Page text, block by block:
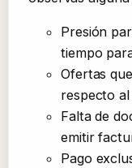
Presión
tiempo
Ofertas
respecto
Falta de
emitir
Pago